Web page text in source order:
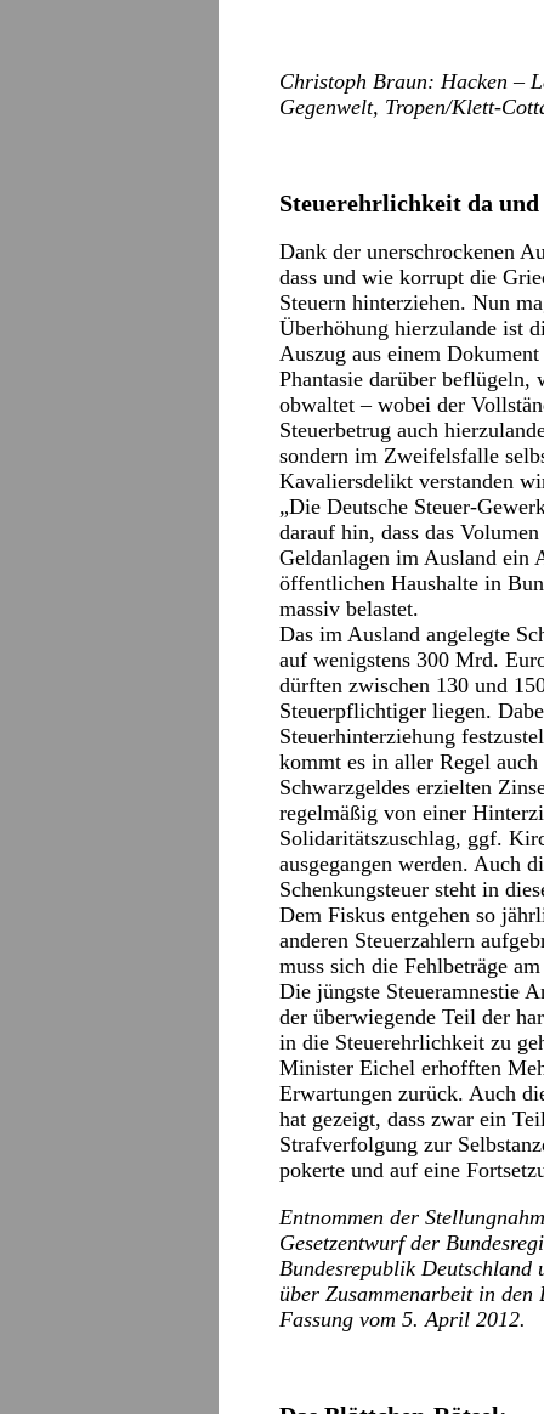
Christoph Braun: Hacken –
Gegenwelt, Tropen/Klett-
Steuerehrlichkeit da
Dank der unerschrockenen
dass und wie korrupt die
Steuern hinterziehen. Nun
Überhöhung hierzulande ist
Auszug aus einem
Phantasie darüber beflügeln,
obwaltet – wobei der
Steuerbetrug auch
sondern im Zweifelsfalle
Kavaliersdelikt verstanden
„Die Deutsche Steuer-
darauf hin, dass das
Geldanlagen im Ausland ein
öffentlichen Haushalte in
massiv belastet.
Das im Ausland angelegte
auf wenigstens 300 Mrd.
dürften zwischen 130 und
Steuerpflichtiger liegen.
Steuerhinterziehung
kommt es in aller Regel
Schwarzgeldes erzielten
regelmäßig von einer
Solidaritätszuschlag, ggf.
ausgegangen werden. Auch
Schenkungsteuer steht in
Dem Fiskus entgehen so
anderen Steuerzahlern
muss sich die Fehlbeträge
Die jüngste Steueramnestie
der überwiegende Teil der
in die Steuerehrlichkeit zu
Minister Eichel erhofften
Erwartungen zurück. Auch
hat gezeigt, dass zwar ein
Strafverfolgung zur
pokerte und auf eine
Entnommen der
Gesetzentwurf der
Bundesrepublik Deutschland
über Zusammenarbeit in
Fassung vom 5. April 2012.